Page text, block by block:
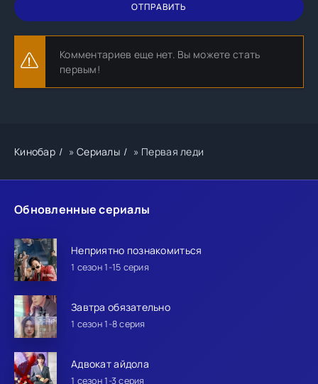
Обновленные сериалы
Неприятно познакомиться
1 сезон 1-15 серия
Завтра обязательно
1 сезон 1-8 серия
Адвокат айдола
1 сезон 1-3 серия
ОТПРАВИТЬ
Комментариев еще нет. Вы можете стать
первым!
Кинобар »Сериалы » Первая леди